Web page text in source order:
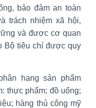
bảo đảm an toàn
trách nhiệm xã hội,
và được cơ quan
Bộ tiêu chí được quy
hạng sản phẩm
thực phẩm; đồ uống;
hàng thủ công mỹ